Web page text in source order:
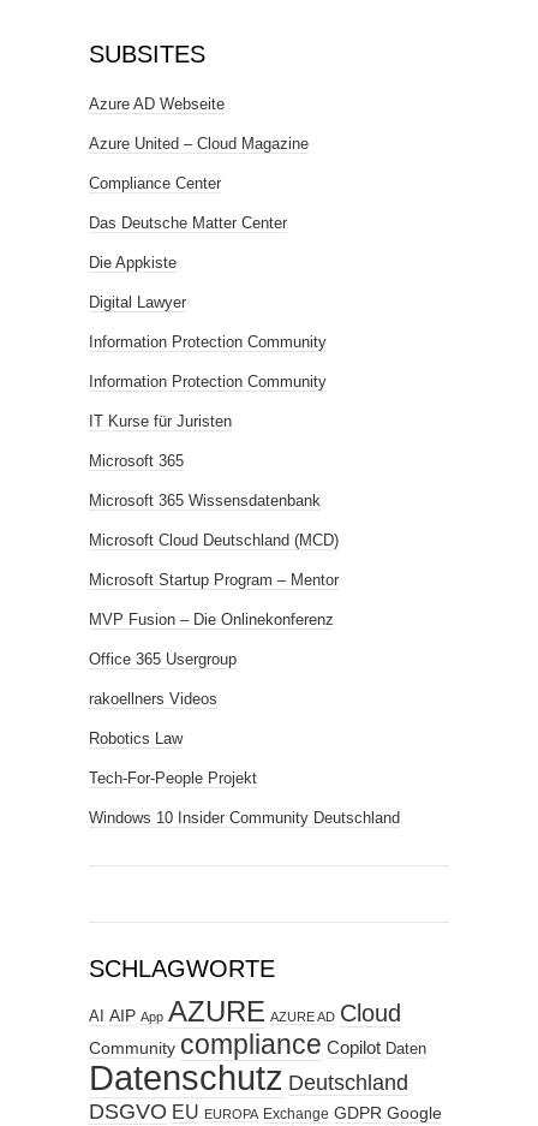
SUBSITES
Azure AD Webseite
Azure United – Cloud Magazine
Compliance Center
Das Deutsche Matter Center
Die Appkiste
Digital Lawyer
Information Protection Community
Information Protection Community
IT Kurse für Juristen
Microsoft 365
Microsoft 365 Wissensdatenbank
Microsoft Cloud Deutschland (MCD)
Microsoft Startup Program – Mentor
MVP Fusion – Die Onlinekonferenz
Office 365 Usergroup
rakoellners Videos
Robotics Law
Tech-For-People Projekt
Windows 10 Insider Community Deutschland
SCHLAGWORTE
AI AIP App AZURE AZURE AD Cloud
Community compliance Copilot Daten
Datenschutz Deutschland
DSGVO EU EUROPA Exchange GDPR Google